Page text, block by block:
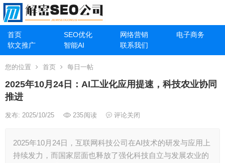
首页 SEO优化 网络营销
电子商务
软文推广
智能AI 联系我们
您的位置 首页 每日一帖
2025年10月24日：AI工业化应用提速，科技农业协同
推进
发布: 2025/10/25 235阅读 评论关闭
2025年10月24日，互联网科技公司在AI技术的研发与应用上
持续发力，而国家层面也释放了强化科技自立与发展农业的